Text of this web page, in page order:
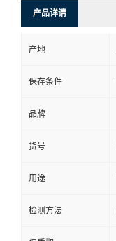
产品详请
产地
保存条件
品牌
货号
用途
检测方法